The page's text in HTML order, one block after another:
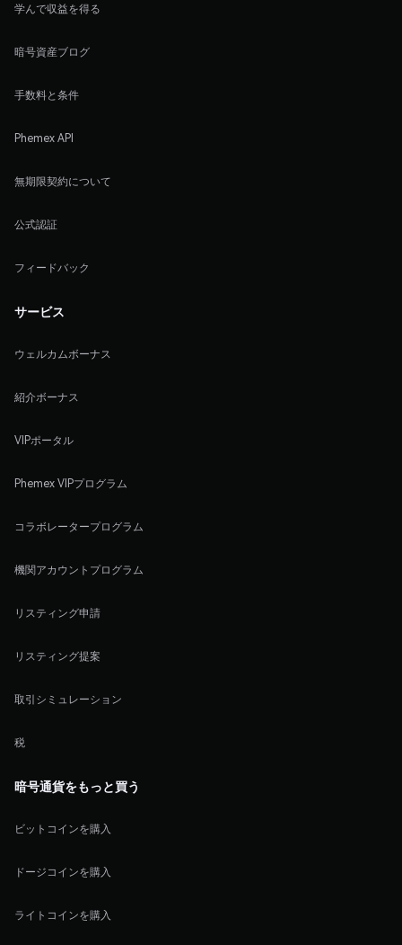
学んで収益を得る
暗号資産ブログ
手数料と条件
Phemex API
無期限契約について
公式認証
フィードバック
サービス
ウェルカムボーナス
紹介ボーナス
VIPポータル
Phemex VIPプログラム
コラボレータープログラム
機関アカウントプログラム
リスティング申請
リスティング提案
取引シミュレーション
税
暗号通貨をもっと買う
ビットコインを購入
ドージコインを購入
ライトコインを購入